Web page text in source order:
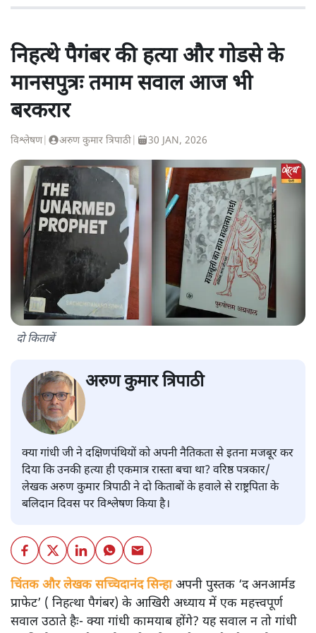
निहत्थे पैगंबर की हत्या और गोडसे के
मानसपुत्रः तमाम सवाल आज भी
बरकरार
विश्लेषण| अरुण कुमार त्रिपाठी 30 JAN, 2026
दो किताबें
अरुण कुमार त्रिपाठी
क्या गांधी जी ने दक्षिणपंथियों को अपनी नैतिकता से इतना मजबूर कर
दिया कि उनकी हत्या ही एकमात्र रास्ता बचा था? वरिष्ठ पत्रकार/
लेखक अरुण कुमार त्रिपाठी ने दो किताबों के हवाले से राष्ट्रपिता के
बलिदान दिवस पर विश्लेषण किया है।
चिंतक और लेखक सच्चिदानंद सिन्हाअपनी पुस्तक ‘द अनआर्मड
प्राफेट’ ( निहत्था पैगंबर) के आखिरी अध्याय में एक महत्त्वपूर्ण
सवाल उठाते हैः- क्या गांधी कामयाब होंगे? यह सवाल न तो गांधी